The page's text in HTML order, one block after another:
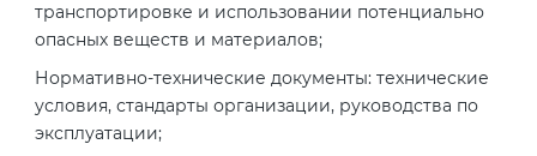
транспортировке и использовании потенциально
опасных веществ и материалов;
Нормативно-технические документы: технические
условия, стандарты организации, руководства по
эксплуатации;
Сертификация импортной
продукции
Сертификация для
маркетплейсов
Декларация связи Минцифры
Добровольная сертификация
продукции ГОСТ Р
О требованиях к средствам
обеспечения пожарной
безопасности и пожаротушения